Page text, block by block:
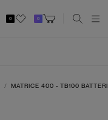
0 0
MATRICE 400 - TB100 BATTERI